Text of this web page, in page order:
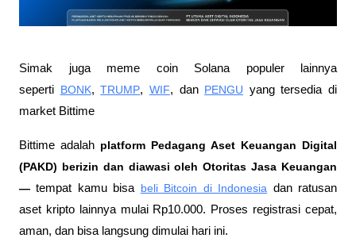
Simak juga meme coin Solana populer lainnya
seperti BONK, TRUMP, WIF, dan PENGU yang tersedia di
market Bittime
Bittime adalah platform Pedagang Aset Keuangan Digital
(PAKD) berizin dan diawasi oleh Otoritas Jasa Keuangan
— tempat kamu bisa beli Bitcoin di Indonesia dan ratusan
aset kripto lainnya mulai Rp10.000. Proses registrasi cepat,
aman, dan bisa langsung dimulai hari ini.